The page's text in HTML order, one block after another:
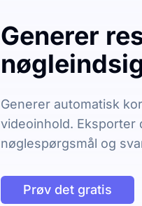
Generer
Generer automatisk
videoinhold.
nøglespørgsmål og
Prøv det gratis